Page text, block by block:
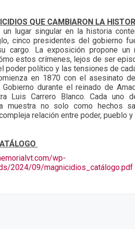
QUE CAMBIARON LA
un lugar singular en la historia
cinco presidentes del gobierno
cargo. La exposición propone un
estos crímenes, lejos de ser
poder político y las tensiones de
en 1870 con el asesinato
Gobierno durante el reinado de
Luis Carrero Blanco. Cada uno
muestra no solo como hechos
relación entre poder, pueblo
wp-
2024/09/magnicidios_catálogo.pdf